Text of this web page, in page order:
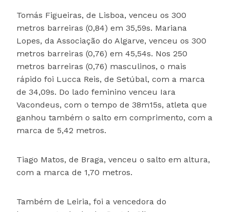
Tomás Figueiras, de Lisboa, venceu os 300
metros barreiras (0,84) em 35,59s. Mariana
Lopes, da Associação do Algarve, venceu os 300
metros barreiras (0,76) em 45,54s. Nos 250
metros barreiras (0,76) masculinos, o mais
rápido foi Lucca Reis, de Setúbal, com a marca
de 34,09s. Do lado feminino venceu Iara
Vacondeus, com o tempo de 38m15s, atleta que
ganhou também o salto em comprimento, com a
marca de 5,42 metros.
Tiago Matos, de Braga, venceu o salto em altura,
com a marca de 1,70 metros.
Também de Leiria, foi a vencedora do